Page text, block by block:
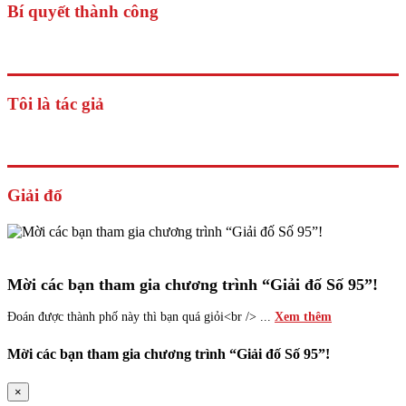
Bí quyết thành công
Tôi là tác giả
Giải đố
Mời các bạn tham gia chương trình “Giải đố Số 95”!
Đoán được thành phố này thì bạn quá giỏi<br /> ... Xem thêm
Mời các bạn tham gia chương trình “Giải đố Số 95”!
×